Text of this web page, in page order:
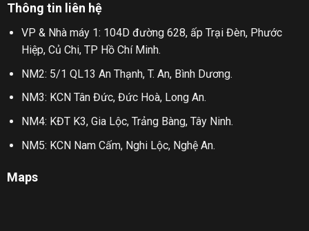
Thông tin liên hệ
VP & Nhà máy 1: 104D đường 628, ấp Trại Đèn, Phước
Hiệp, Củ Chi, TP Hồ Chí Minh.
NM2: 5/1 QL13 An Thạnh, T. An, Bình Dương.
NM3: KCN Tân Đức, Đức Hoà, Long An.
NM4: KĐT K3, Gia Lộc, Trảng Bàng, Tây Ninh.
NM5: KCN Nam Cấm, Nghi Lộc, Nghệ An.
Maps